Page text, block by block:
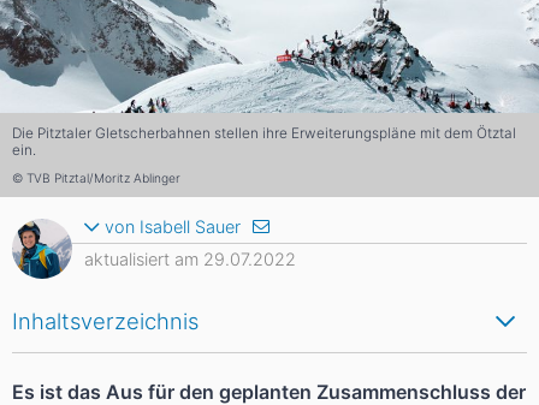
Die Pitztaler Gletscherbahnen stellen ihre Erweiterungspläne mit dem Ötztal
ein.
© TVB Pitztal/Moritz Ablinger
Inhaltsverzeichnis
Es ist das Aus für den geplanten Zusammenschluss der
von Isabell Sauer
aktualisiert am 29.07.2022